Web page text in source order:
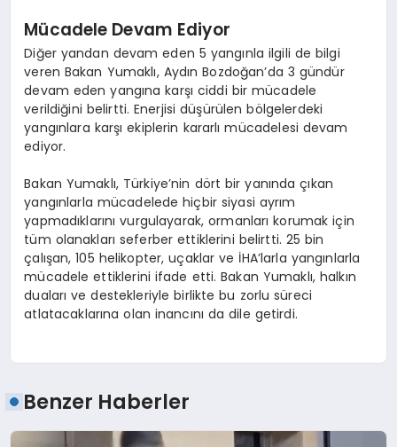
Mücadele Devam Ediyor
Diğer yandan devam eden 5 yangınla ilgili de bilgi
veren Bakan Yumaklı, Aydın Bozdoğan’da 3 gündür
devam eden yangına karşı ciddi bir mücadele
verildiğini belirtti. Enerjisi düşürülen bölgelerdeki
yangınlara karşı ekiplerin kararlı mücadelesi devam
ediyor.
Bakan Yumaklı, Türkiye’nin dört bir yanında çıkan
yangınlarla mücadelede hiçbir siyasi ayrım
yapmadıklarını vurgulayarak, ormanları korumak için
tüm olanakları seferber ettiklerini belirtti. 25 bin
çalışan, 105 helikopter, uçaklar ve İHA’larla yangınlarla
mücadele ettiklerini ifade etti. Bakan Yumaklı, halkın
duaları ve destekleriyle birlikte bu zorlu süreci
atlatacaklarına olan inancını da dile getirdi.
Benzer Haberler